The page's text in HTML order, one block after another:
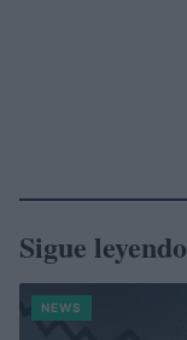
Sigue leyendo
NEWS